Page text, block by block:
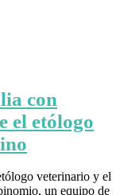
con
el etólogo
veterinario y el
un equipo de